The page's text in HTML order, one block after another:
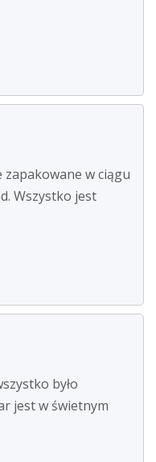
w ciągu
Wszystko jest
było
jest w świetnym